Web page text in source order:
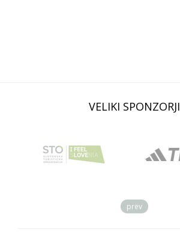
VELIKI SPONZORJI
prev